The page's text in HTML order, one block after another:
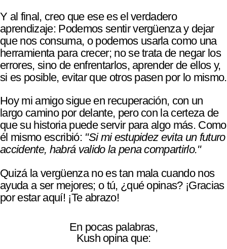
Y al final, creo que ese es el verdadero
aprendizaje: Podemos sentir vergüenza y dejar
que nos consuma, o podemos usarla como una
herramienta para crecer; no se trata de negar los
errores, sino de enfrentarlos, aprender de ellos y,
si es posible, evitar que otros pasen por lo mismo.
Hoy mi amigo sigue en recuperación, con un
largo camino por delante, pero con la certeza de
que su historia puede servir para algo más. Como
él mismo escribió: "Si mi estupidez evita un futuro
accidente, habrá valido la pena compartirlo."
Quizá la vergüenza no es tan mala cuando nos
ayuda a ser mejores; o tú, ¿qué opinas? ¡Gracias
por estar aquí! ¡Te abrazo!
En pocas palabras,
Kush opina que: